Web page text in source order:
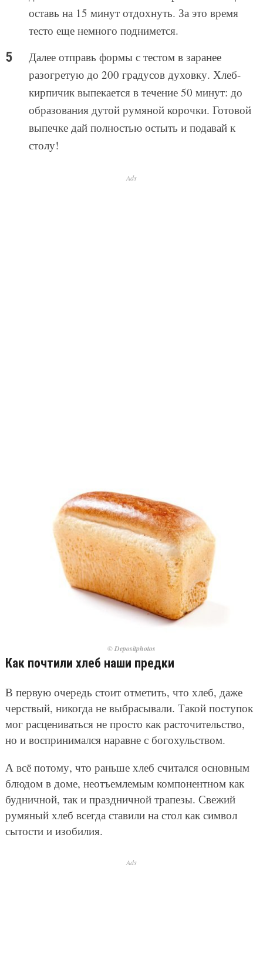
оставь на 15 минут отдохнуть. За это время
тесто еще немного поднимется.
Далее отправь формы с тестом в заранее
разогретую до 200 градусов духовку. Хлеб-
кирпичик выпекается в течение 50 минут: до
образования дутой румяной корочки. Готовой
выпечке дай полностью остыть и подавай к
столу!
Ads
© Depositphotos
Как почтили хлеб наши предки
В первую очередь стоит отметить, что хлеб, даже
черствый, никогда не выбрасывали. Такой поступок
мог расцениваться не просто как расточительство,
но и воспринимался наравне с богохульством.
А всё потому, что раньше хлеб считался основным
блюдом в доме, неотъемлемым компонентном как
будничной, так и праздничной трапезы. Свежий
румяный хлеб всегда ставили на стол как символ
сытости и изобилия.
Ads